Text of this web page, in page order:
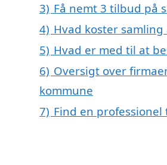
3) Få nemt 3 tilbud på
4) Hvad koster
5) Hvad er med til at
6) Oversigt over
kommune
7) Find en